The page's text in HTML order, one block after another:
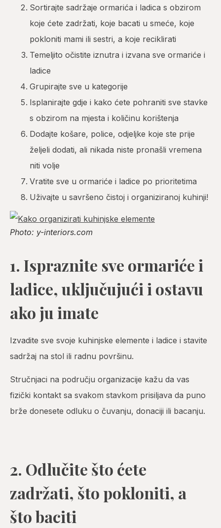
Sortirajte sadržaje ormarića i ladica s obzirom
koje ćete zadržati, koje bacati u smeće, koje
pokloniti mami ili sestri, a koje reciklirati
Temeljito očistite iznutra i izvana sve ormariće i
ladice
Grupirajte sve u kategorije
Isplanirajte gdje i kako ćete pohraniti sve stavke
s obzirom na mjesta i količinu korištenja
Dodajte košare, police, odjeljke koje ste prije
željeli dodati, ali nikada niste pronašli vremena
niti volje
Vratite sve u ormariće i ladice po prioritetima
Uživajte u savršeno čistoj i organiziranoj kuhinji!
Photo: y-interiors.com
1. Ispraznite sve ormariće i
ladice, uključujući i ostavu
ako ju imate
Izvadite sve svoje kuhinjske elemente i ladice i stavite
sadržaj na stol ili radnu površinu.
Stručnjaci na području organizacije kažu da vas
fizički kontakt sa svakom stavkom prisiljava da puno
brže donesete odluku o čuvanju, donaciji ili bacanju.
2. Odlučite što ćete
zadržati, što pokloniti, a
što baciti